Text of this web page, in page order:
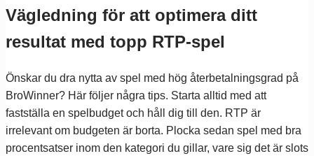
Vägledning för att optimera ditt
resultat med topp RTP-spel
Önskar du dra nytta av spel med hög återbetalningsgrad på
BroWinner? Här följer några tips. Starta alltid med att
fastställa en spelbudget och håll dig till den. RTP är
irrelevant om budgeten är borta. Plocka sedan spel med bra
procentsatser inom den kategori du gillar, vare sig det är slots